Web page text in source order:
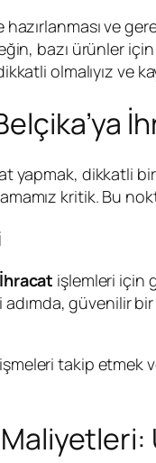
ve
bazı ürünler
olmalıyız ve
yapmak, dikkatli
kritik. Bu
işlemleri için
adımda, güvenilir bir
takip etmek